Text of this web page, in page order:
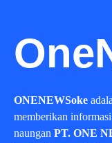
ONENEWSoke
memberikan
naungan PT. ONE